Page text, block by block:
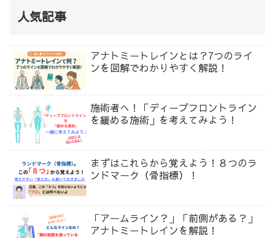
人気記事
アナトミートレインとは？7つのライ
ンを図解でわかりやすく解説！
施術者へ！「ディープフロントライン
を緩める施術」を考えてみよう！
まずはこれらから覚えよう！８つのラ
ンドマーク（骨指標）！
「アームライン？」「前側がある？」
アナトミートレインを解説！